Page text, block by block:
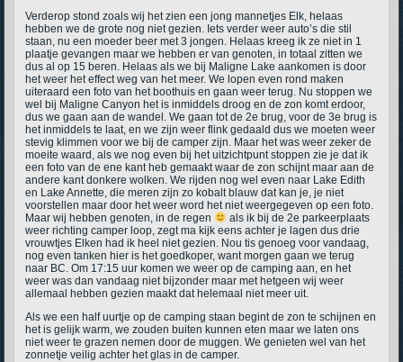
Verderop stond zoals wij het zien een jong mannetjes Elk, helaas
hebben we de grote nog niet gezien. Iets verder weer auto’s die stil
staan, nu een moeder beer met 3 jongen. Helaas kreeg ik ze niet in 1
plaatje gevangen maar we hebben er van genoten, in totaal zitten we
dus al op 15 beren. Helaas als we bij Maligne Lake aankomen is door
het weer het effect weg van het meer. We lopen even rond maken
uiteraard een foto van het boothuis en gaan weer terug. Nu stoppen we
wel bij Maligne Canyon het is inmiddels droog en de zon komt erdoor,
dus we gaan aan de wandel. We gaan tot de 2e brug, voor de 3e brug is
het inmiddels te laat, en we zijn weer flink gedaald dus we moeten weer
stevig klimmen voor we bij de camper zijn. Maar het was weer zeker de
moeite waard, als we nog even bij het uitzichtpunt stoppen zie je dat ik
een foto van de ene kant heb gemaakt waar de zon schijnt maar aan de
andere kant donkere wolken. We rijden nog wel even naar Lake Edith
en Lake Annette, die meren zijn zo kobalt blauw dat kan je, je niet
voorstellen maar door het weer word het niet weergegeven op een foto.
Maar wij hebben genoten, in de regen
als ik bij de 2e parkeerplaats
weer richting camper loop, zegt ma kijk eens achter je lagen dus drie
vrouwtjes Elken had ik heel niet gezien. Nou tis genoeg voor vandaag,
nog even tanken hier is het goedkoper, want morgen gaan we terug
naar BC. Om 17:15 uur komen we weer op de camping aan, en het
weer was dan vandaag niet bijzonder maar met hetgeen wij weer
allemaal hebben gezien maakt dat helemaal niet meer uit.
Als we een half uurtje op de camping staan begint de zon te schijnen en
het is gelijk warm, we zouden buiten kunnen eten maar we laten ons
niet weer te grazen nemen door de muggen. We genieten wel van het
zonnetje veilig achter het glas in de camper.